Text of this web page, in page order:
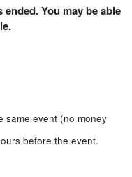
You may be able
same event (no money
before the event.